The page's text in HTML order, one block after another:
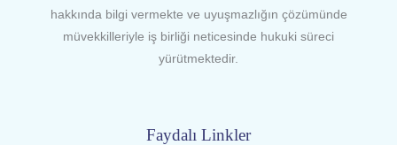
hakkında bilgi vermekte ve uyuşmazlığın çözümünde
müvekkilleriyle iş birliği neticesinde hukuki süreci
yürütmektedir.
Faydalı Linkler